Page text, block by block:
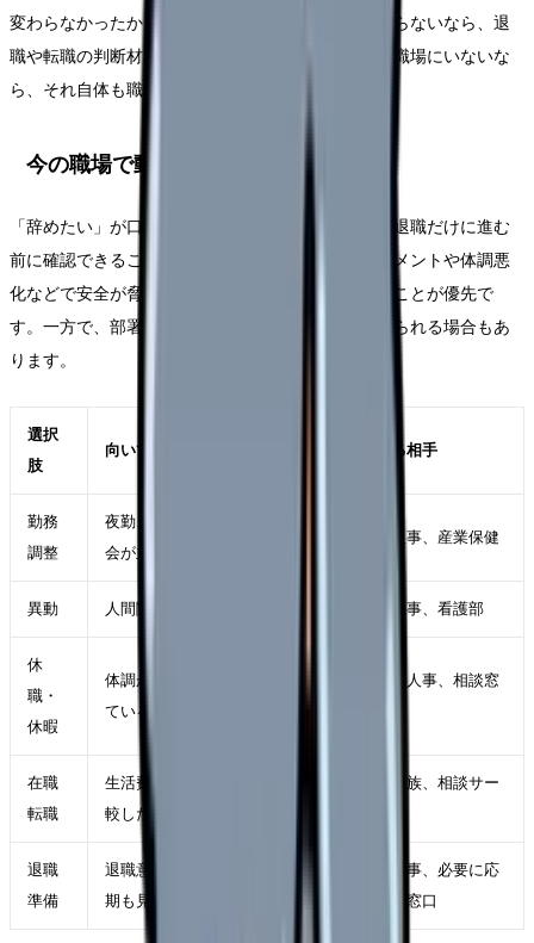
変わらなかったか」です。相談したのに状況が変わらないなら、退
職や転職の判断材料になります。相談できる相手が職場にいないな
ら、それ自体も職場条件の問題です。
今の職場で動かせる可能性
「辞めたい」が口癖になっている自分時でも、すぐ退職だけに進む
前に確認できることがあります。もちろん、ハラスメントや体調悪
化などで安全が脅かされている場合は、距離を取ることが優先で
す。一方で、部署・勤務形態・役割が変われば続けられる場合もあ
ります。
選択
肢
向いているケース 確認する相手
勤務
調整
夜勤、残業、受け持ち、委員
会が主因
師長、人事、産業保健
異動 人間関係や診療科相性が主因 師長、人事、看護部
休
職・
休暇
体調が落ち、判断力も下がっ
ている
主治医、人事、相談窓
在職
転職
生活費を守りながら条件を比
較したい
自分、家族、相談サー
退職
準備
退職意思が固く、引き継ぎ時
期も見えている
職場、人事、必要に応
じて外部窓口